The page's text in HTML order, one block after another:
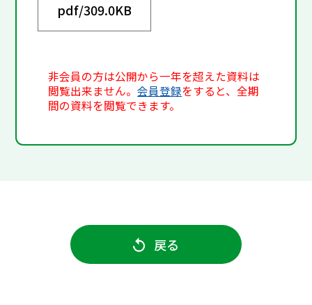
pdf/309.0KB
非会員の方は公開から一年を超えた資料は
閲覧出来ません。会員登録をすると、全期
間の資料を閲覧できます。
戻る